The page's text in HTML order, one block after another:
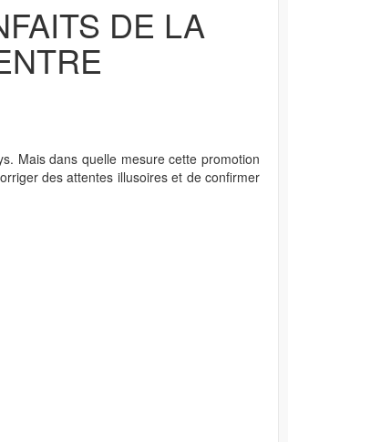
DE LA
Mais dans quelle mesure cette promotion
des attentes illusoires et de confirmer